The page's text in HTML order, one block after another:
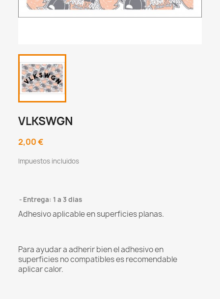
VLKSWGN
2,00 €
Impuestos incluidos
Entrega: 1 a 3 dias
Adhesivo aplicable en superficies planas.
Para ayudar a adherir bien el adhesivo en
superficies no compatibles es recomendable
aplicar calor.